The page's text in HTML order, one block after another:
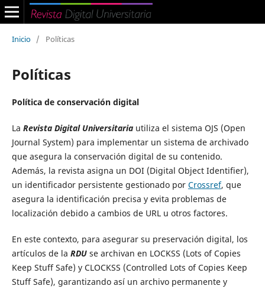
Inicio / Políticas
Políticas
Política de conservación digital
La Revista Digital Universitariautiliza el sistema OJS (Open
Journal System) para implementar un sistema de archivado
que asegura la conservación digital de su contenido.
Además, la revista asigna un DOI (Digital Object Identifier),
un identificador persistente gestionado por Crossref, que
asegura la identificación precisa y evita problemas de
localización debido a cambios de URL u otros factores.
En este contexto, para asegurar su preservación digital, los
artículos de la RDUse archivan en LOCKSS (Lots of Copies
Keep Stuff Safe) y CLOCKSS (Controlled Lots of Copies Keep
Stuff Safe), garantizando así un archivo permanente y